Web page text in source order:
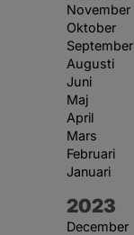
November
Oktober
September
Augusti
Juni
Maj
April
Mars
Februari
Januari
År:
2023
December